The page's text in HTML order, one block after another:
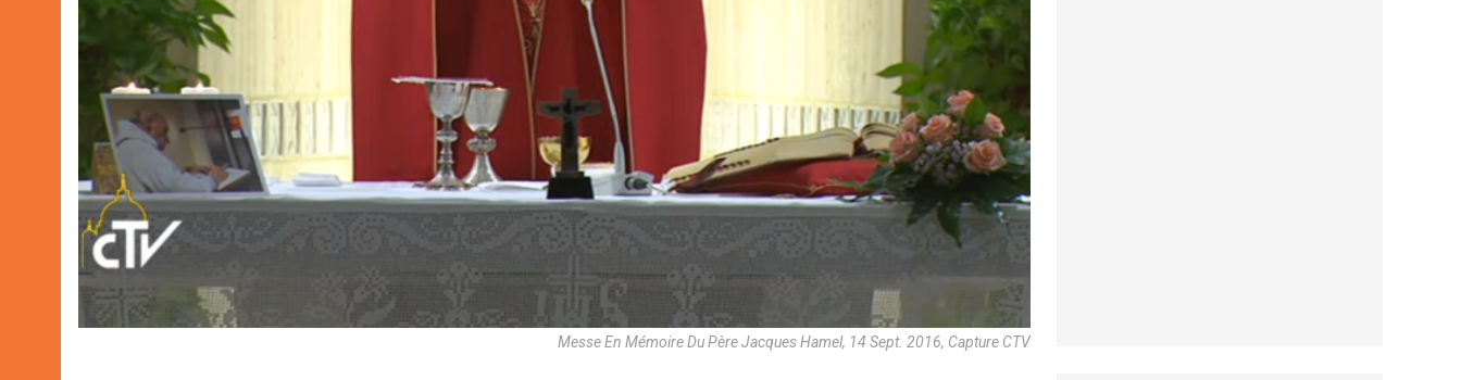
Messe En Mémoire Du Père Jacques Hamel, 14 Sept. 2016, Capture CTV